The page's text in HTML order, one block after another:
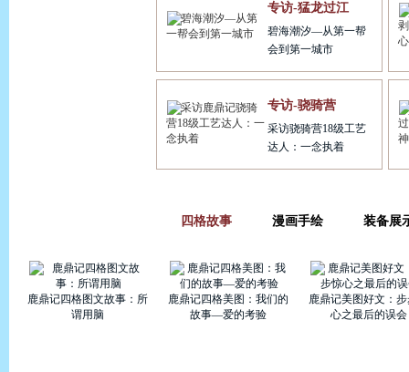
专访-猛龙过江
碧海潮汐—从第一帮
会到第一城市
专访-骁骑营
采访骁骑营18级工艺
达人：一念执着
四格故事 漫画手绘 装备展
鹿鼎记四格图文故事：所
谓用脑
鹿鼎记四格美图：我们的
故事—爱的考验
鹿鼎记美图好文：
心之最后的误会